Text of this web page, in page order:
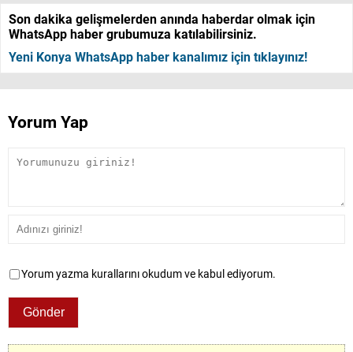
Son dakika gelişmelerden anında haberdar olmak için
WhatsApp haber grubumuza katılabilirsiniz.
Yeni Konya WhatsApp haber kanalımız için tıklayınız!
Yorum Yap
Yorum yazma kurallarını okudum ve kabul ediyorum.